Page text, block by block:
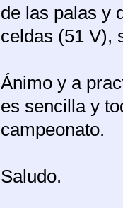
de las palas y
celdas (51 V),
Ánimo y a
es sencilla y
campeonato.
Saludo.